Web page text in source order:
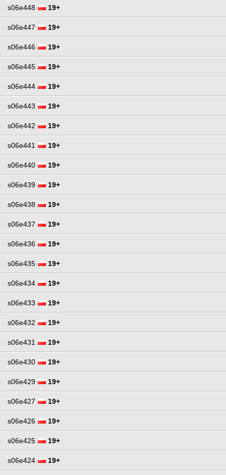
s06e448 19+
s06e447 19+
s06e446 19+
s06e445 19+
s06e444 19+
s06e443 19+
s06e442 19+
s06e441 19+
s06e440 19+
s06e439 19+
s06e438 19+
s06e437 19+
s06e436 19+
s06e435 19+
s06e434 19+
s06e433 19+
s06e432 19+
s06e431 19+
s06e430 19+
s06e429 19+
s06e427 19+
s06e426 19+
s06e425 19+
s06e424 19+